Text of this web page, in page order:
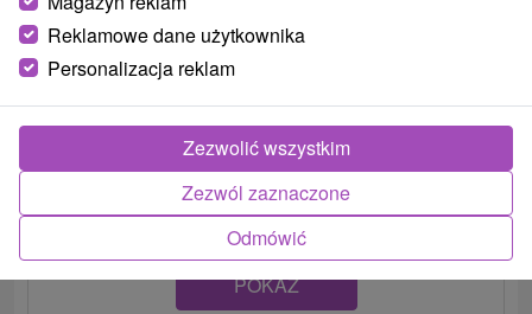
Chalupa Juraj Terchová Belá
Belá
Pekná, útulne zariadená chalupa v obci Belá neďaleko
Terchovej. Disponuje tromi spálňami a spoločenskou...
POKAZ
Reklamowe dane użytkownika
Personalizacja reklam
Odmówić
Zezwól zaznaczone
Zezwolić wszystkim